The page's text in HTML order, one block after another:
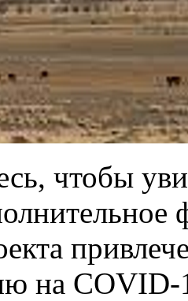
чтобы
на COVID-